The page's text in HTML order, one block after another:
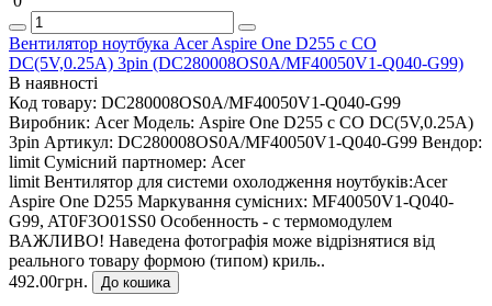
Вентилятор ноутбука Acer Aspire One D255 c СО
DC(5V,0.25A) 3pin (DC280008OS0A/MF40050V1-Q040-G99)
В наявності
Код товару: DC280008OS0A/MF40050V1-Q040-G99
Виробник: Acer Модель: Aspire One D255 c СО DC(5V,0.25A)
3pin Артикул: DC280008OS0A/MF40050V1-Q040-G99 Вендор:
limit Сумісний партномер: Acer
limit Вентилятор для системи охолодження ноутбуків:Acer
Aspire One D255 Маркування сумісних: MF40050V1-Q040-
G99, AT0F3O01SS0 Особенность - с термомодулем
ВАЖЛИВО! Наведена фотографія може відрізнятися від
реального товару формою (типом) криль..
492.00грн.
До кошика